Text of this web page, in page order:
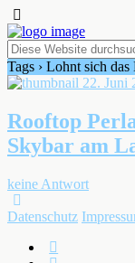
Tags › Lohnt sich
22. Juni
Rooftop
Skybar am
keine Antwort
Datenschutz